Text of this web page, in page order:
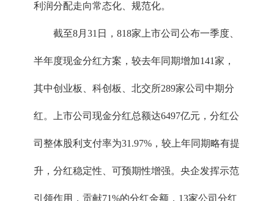
利润分配走向常态化、规范化。
截至8月31日，818家上市公司公布一季度、
半年度现金分红方案，较去年同期增加141家，
其中创业板、科创板、北交所289家公司中期分
红。上市公司现金分红总额达6497亿元，分红公
司整体股利支付率为31.97%，较上年同期略有提
升，分红稳定性、可预期性增强。央企发挥示范
引领作用，贡献71%的分红金额，13家公司分红